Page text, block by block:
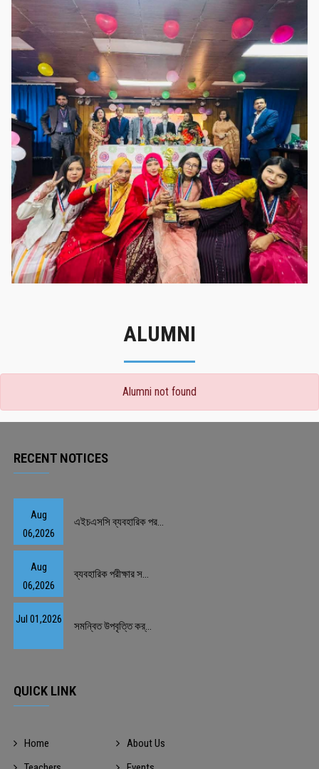
গৌরবের মুহূর্ত
গৌরবের মুহূর্ত
ALUMNI
Alumni not found
RECENT NOTICES
Aug
06,2026
এইচএসসি ব্যবহারিক পর...
Aug
06,2026
ব্যবহারিক পরীক্ষার স...
Jul 01,2026
সমন্বিত উপবৃত্তি কর্...
QUICK LINK
Home
About Us